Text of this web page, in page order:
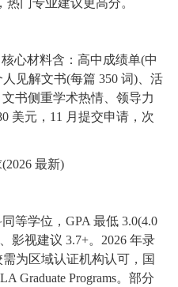
热门专业建议更高分。
材料含：高中成绩单(中
见解文书(每篇 350 词)、活
书侧重学术热情、领导力
美元，11 月提交申请，次
最新)
学位，GPA 最低 3.0(4.0
影视建议 3.7+。2026 年录
为区域认证机构认可，国
Graduate Programs。部分